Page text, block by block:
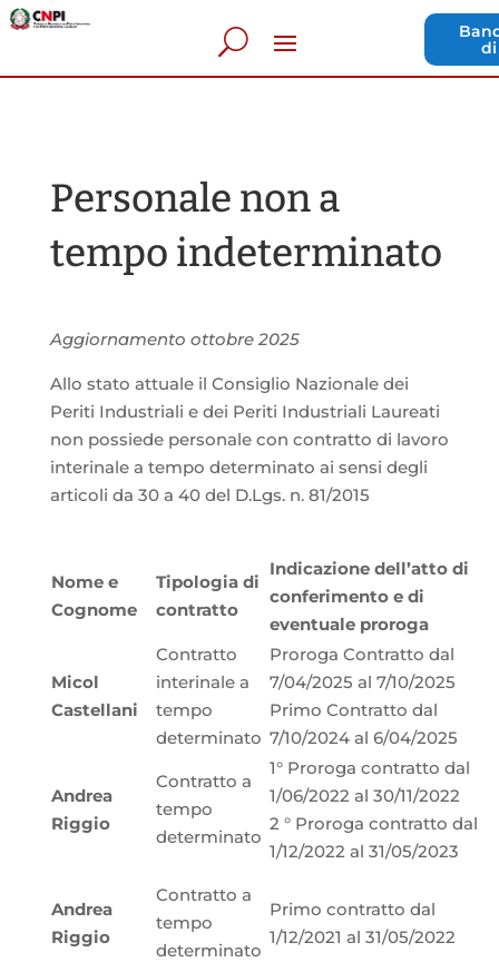
Personale non a
tempo indeterminato
Aggiornamento ottobre 2025
Allo stato attuale il Consiglio Nazionale dei
Periti Industriali e dei Periti Industriali Laureati
non possiede personale con contratto di lavoro
interinale a tempo determinato ai sensi degli
articoli da 30 a 40 del D.Lgs. n. 81/2015
Nome e
Cognome
Tipologia di
contratto
Indicazione dell’atto di
conferimento e di
eventuale proroga
Micol
Castellani
Contratto
interinale a
tempo
determinato
Proroga Contratto dal
7/04/2025 al 7/10/2025
Primo Contratto dal
7/10/2024 al 6/04/2025
Andrea
Riggio
Contratto a
tempo
determinato
1° Proroga contratto dal
1/06/2022 al 30/11/2022
2 ° Proroga contratto dal
1/12/2022 al 31/05/2023
Andrea
Riggio
Contratto a
tempo
determinato
Primo contratto dal
1/12/2021 al 31/05/2022